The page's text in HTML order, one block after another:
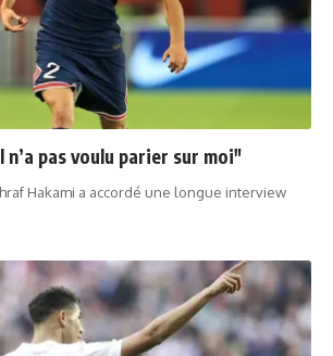
n’a pas voulu parier sur moi"
Hakami a accordé une longue interview